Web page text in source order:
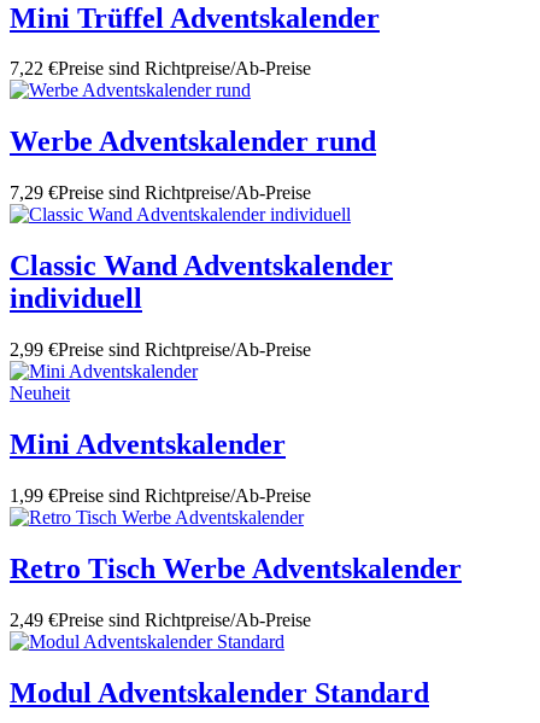
Mini Trüffel Adventskalender
7,22 €Preise sind Richtpreise/Ab-Preise
Werbe Adventskalender rund
7,29 €Preise sind Richtpreise/Ab-Preise
Classic Wand Adventskalender
individuell
2,99 €Preise sind Richtpreise/Ab-Preise
Neuheit
Mini Adventskalender
1,99 €Preise sind Richtpreise/Ab-Preise
Retro Tisch Werbe Adventskalender
2,49 €Preise sind Richtpreise/Ab-Preise
Modul Adventskalender Standard